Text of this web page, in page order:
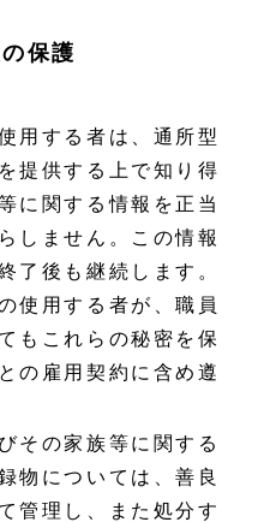
保護
用する者は、通所型
提供する上で知り得
に関する情報を正当
しません。この情報
了後も継続します。
使用する者が、職員
もこれらの秘密を保
の雇用契約に含め遵
その家族等に関する
物については、善良
管理し、また処分す